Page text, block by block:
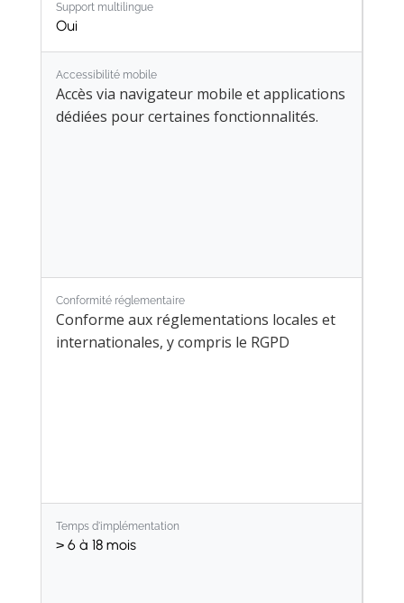
Support multilingue
Oui
Accessibilité mobile
Accès via navigateur mobile et applications
dédiées pour certaines fonctionnalités.
Conformité réglementaire
Conforme aux réglementations locales et
internationales, y compris le RGPD
Temps d'implémentation
> 6 à 18 mois